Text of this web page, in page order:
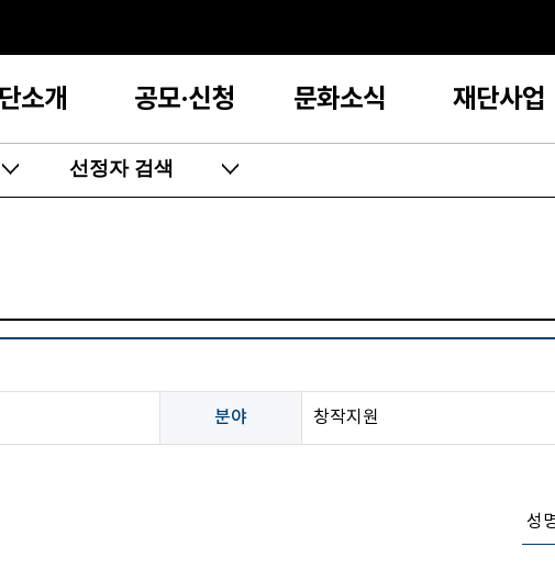
소개 공모·신청 문화소식 재단사업
선정자 검색
분야 창작지원